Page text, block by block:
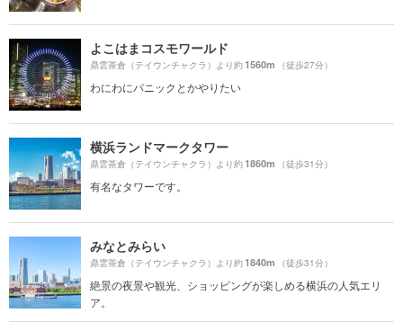
よこはまコスモワールド
鼎雲茶倉（テイウンチャクラ）より約1560m （徒歩27分）
わにわにパニックとかやりたい
横浜ランドマークタワー
鼎雲茶倉（テイウンチャクラ）より約1860m （徒歩31分）
有名なタワーです。
みなとみらい
鼎雲茶倉（テイウンチャクラ）より約1840m （徒歩31分）
絶景の夜景や観光、ショッピングが楽しめる横浜の人気エリ
ア。